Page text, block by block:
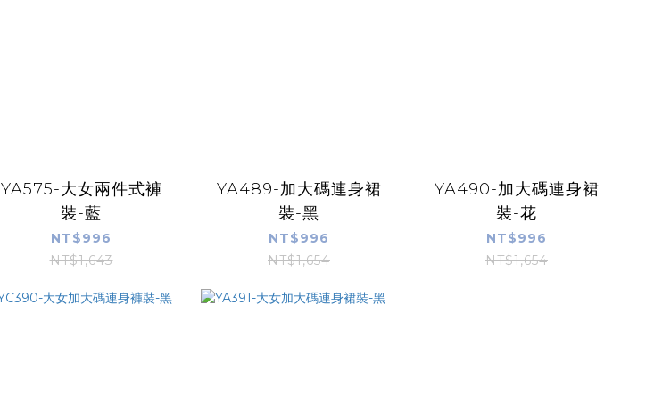
YA575-大女兩件式褲
裝-藍
NT$996
NT$1,643
YA489-加大碼連身裙
裝-黑
NT$996
NT$1,654
YA490-加大碼連身裙
裝-花
NT$996
NT$1,654